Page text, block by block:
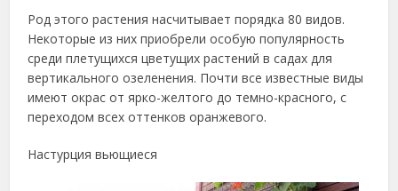
Род этого растения насчитывает порядка 80 видов.
Некоторые из них приобрели особую популярность
среди плетущихся цветущих растений в садах для
вертикального озеленения. Почти все известные виды
имеют окрас от ярко-желтого до темно-красного, с
переходом всех оттенков оранжевого.
Настурция вьющиеся